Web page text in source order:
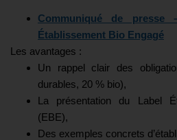
Communiqué de
Établissement Bio Engagé
Les avantages :
Un rappel clair des
durables, 20 % bio),
La présentation du Label
(EBE),
Des exemples concrets